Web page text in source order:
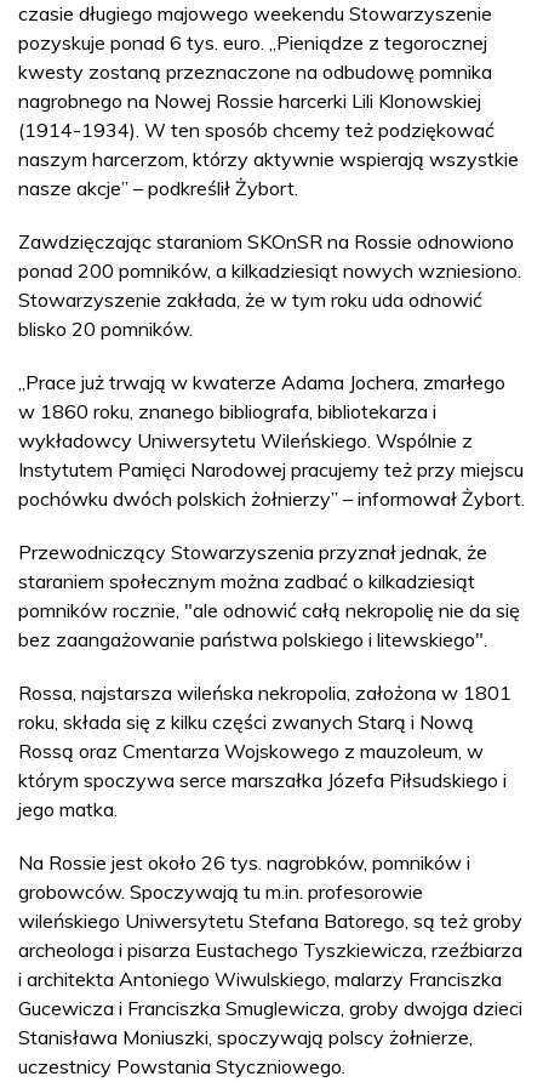
czasie długiego majowego weekendu Stowarzyszenie
pozyskuje ponad 6 tys. euro. „Pieniądze z tegorocznej
kwesty zostaną przeznaczone na odbudowę pomnika
nagrobnego na Nowej Rossie harcerki Lili Klonowskiej
(1914-1934). W ten sposób chcemy też podziękować
naszym harcerzom, którzy aktywnie wspierają wszystkie
nasze akcje” – podkreślił Żybort.
Zawdzięczając staraniom SKOnSR na Rossie odnowiono
ponad 200 pomników, a kilkadziesiąt nowych wzniesiono.
Stowarzyszenie zakłada, że w tym roku uda odnowić
blisko 20 pomników.
„Prace już trwają w kwaterze Adama Jochera, zmarłego
w 1860 roku, znanego bibliografa, bibliotekarza i
wykładowcy Uniwersytetu Wileńskiego. Wspólnie z
Instytutem Pamięci Narodowej pracujemy też przy miejscu
pochówku dwóch polskich żołnierzy” – informował Żybort.
Przewodniczący Stowarzyszenia przyznał jednak, że
staraniem społecznym można zadbać o kilkadziesiąt
pomników rocznie, "ale odnowić całą nekropolię nie da się
bez zaangażowanie państwa polskiego i litewskiego".
Rossa, najstarsza wileńska nekropolia, założona w 1801
roku, składa się z kilku części zwanych Starą i Nową
Rossą oraz Cmentarza Wojskowego z mauzoleum, w
którym spoczywa serce marszałka Józefa Piłsudskiego i
jego matka.
Na Rossie jest około 26 tys. nagrobków, pomników i
grobowców. Spoczywają tu m.in. profesorowie
wileńskiego Uniwersytetu Stefana Batorego, są też groby
archeologa i pisarza Eustachego Tyszkiewicza, rzeźbiarza
i architekta Antoniego Wiwulskiego, malarzy Franciszka
Gucewicza i Franciszka Smuglewicza, groby dwojga dzieci
Stanisława Moniuszki, spoczywają polscy żołnierze,
uczestnicy Powstania Styczniowego.